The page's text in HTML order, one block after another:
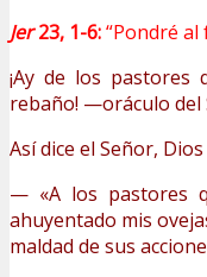
Jer23, 1-6:“Pondré
¡Ay de los
rebaño! —oráculo
Así dice el Señor,
— «A los pastores
ahuyentado mis
maldad de sus